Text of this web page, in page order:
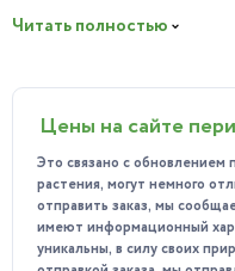
делает его одним из
Особенностью
листья, которые
впечатление двойного
особую
создания акцентов в
центрального элемента
Читать полностью
Цены на сайте
Это связано с обновлением
растения, могут немного
отправить заказ, мы
имеют информационный
уникальны, в силу своих